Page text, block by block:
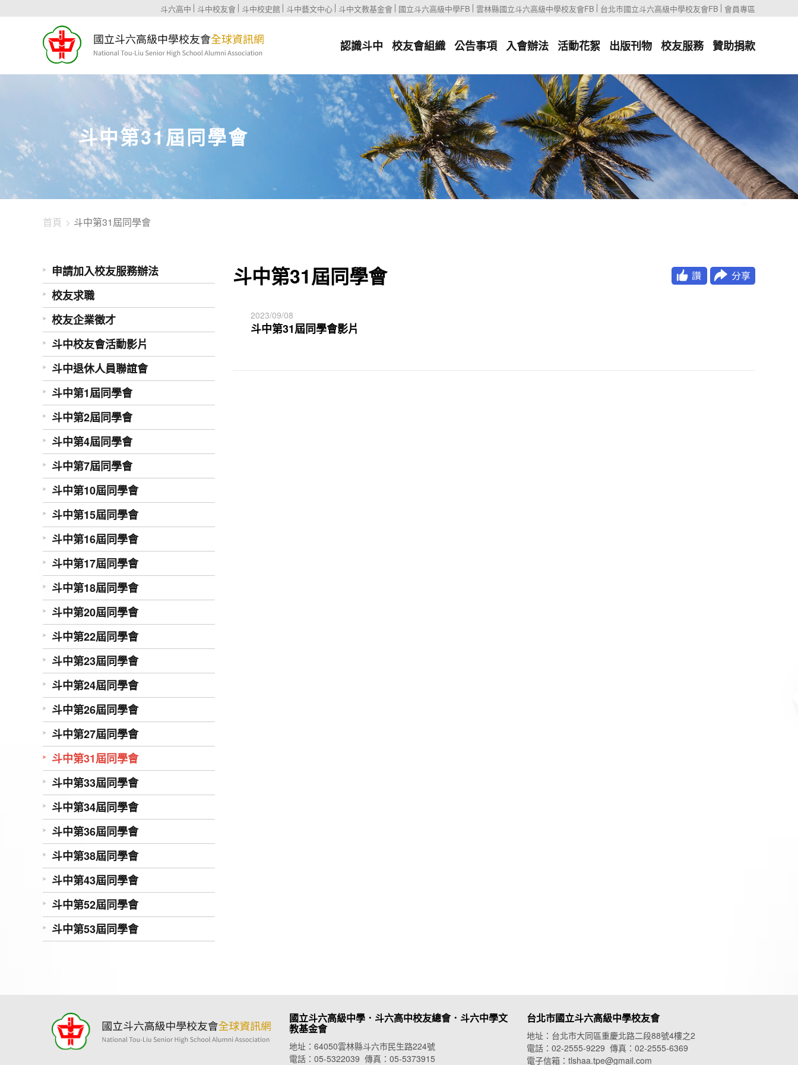
斗六高中 斗中校友會 斗中校史館 斗中藝文中心 斗中文教基金會 國立斗六高級中學FB 雲林縣國立斗六高級中學校友會FB 台北市國立斗六高級中學校友會FB 會員專區
認識斗中 校友會組織 公告事項 入會辦法 活動花絮 出版刊物 校友服務 贊助捐款
斗中第31屆同學會
首頁 斗中第31屆同學會
申請加入校友服務辦法
校友求職
校友企業徵才
斗中校友會活動影片
斗中退休人員聯誼會
斗中第1屆同學會
斗中第2屆同學會
斗中第4屆同學會
斗中第7屆同學會
斗中第10屆同學會
斗中第15屆同學會
斗中第16屆同學會
斗中第17屆同學會
斗中第18屆同學會
斗中第20屆同學會
斗中第22屆同學會
斗中第23屆同學會
斗中第24屆同學會
斗中第26屆同學會
斗中第27屆同學會
斗中第31屆同學會
斗中第33屆同學會
斗中第34屆同學會
斗中第36屆同學會
斗中第38屆同學會
斗中第43屆同學會
斗中第52屆同學會
斗中第53屆同學會
斗中第31屆同學會
2023/09/08
斗中第31屆同學會影片
國立斗六高級中學．斗六高中校友總會． 斗六中學文
教基金會
地址：64050雲林縣斗六市民生路224號
電話：05-5322039 傳真：05-5373915
台北市國立斗六高級中學校友會
地址：台北市大同區重慶北路二段88號4樓之2
電話：02-2555-9229 傳真：02-2555-6369
電子信箱：tlshaa.tpe@gmail.com